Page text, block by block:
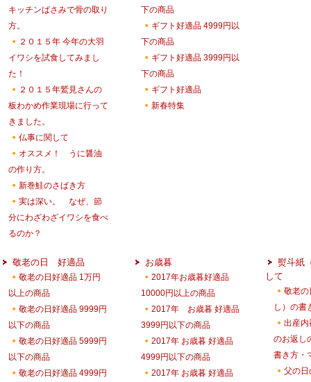
キッチンばさみで骨の取り
方。
２０１５年 今年の大羽
イワシを試食してみまし
た！
２０１５年鷲見さんの
板わかめ作業現場に行って
きました。
仏事に関して
オススメ！ うに醤油
の作り方。
新巻鮭のさばき方
実は深い。 なぜ、節
分にわざわざイワシを食べ
るのか？
下の商品
ギフト好適品 4999円以
下の商品
ギフト好適品 3999円以
下の商品
ギフト好適品
新春特集
敬老の日 好適品
敬老の日好適品 1万円
以上の商品
敬老の日好適品 9999円
以下の商品
敬老の日好適品 5999円
以下の商品
敬老の日好適品 4999円
お歳暮
2017年お歳暮好適品
10000円以上の商品
2017年 お歳暮 好適品
3999円以下の商品
2017年 お歳暮 好適品
4999円以下の商品
2017年 お歳暮 好適品
熨斗紙
して
敬老の
し）の書
出産内
のお返し
書き方・
父の日